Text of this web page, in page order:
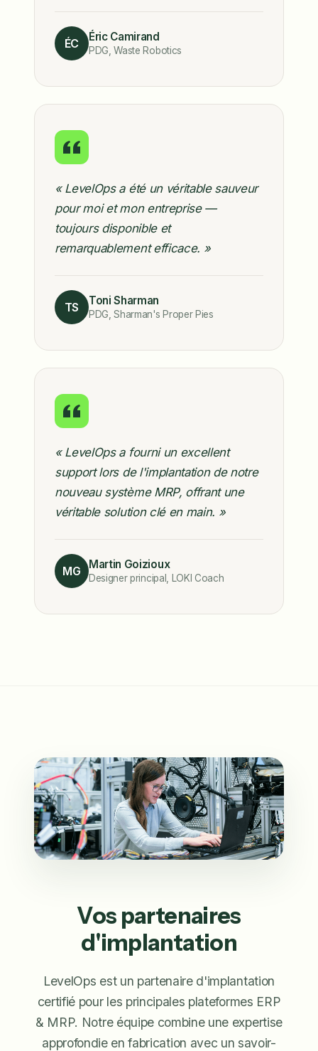
ÉC Éric Camirand
PDG, Waste Robotics
« LevelOps a été un véritable sauveur
pour moi et mon entreprise —
toujours disponible et
remarquablement efficace. »
TS Toni Sharman
PDG, Sharman's Proper Pies
« LevelOps a fourni un excellent
support lors de l'implantation de notre
nouveau système MRP, offrant une
véritable solution clé en main. »
MG Martin Goizioux
Designer principal, LOKI Coach
Vos partenaires
d'implantation
LevelOps est un partenaire d'implantation
certifié pour les principales plateformes ERP
& MRP. Notre équipe combine une expertise
approfondie en fabrication avec un savoir-